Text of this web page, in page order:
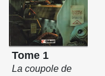
Tome 1
La coupole de